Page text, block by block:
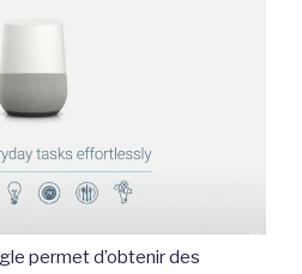
permet d’obtenir des